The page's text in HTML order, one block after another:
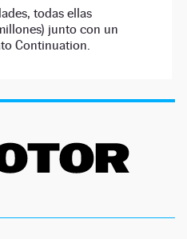
todas ellas
junto con un
Continuation.